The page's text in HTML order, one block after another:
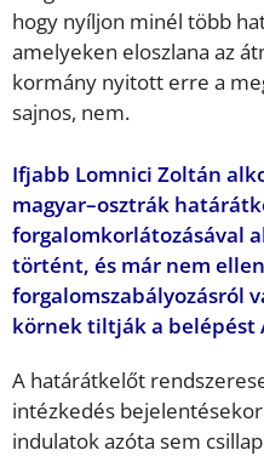
hogy nyíljon minél több
amelyeken eloszlana az
kormány nyitott erre a
sajnos, nem.
Ifjabb Lomnici Zoltán
magyar–osztrák
forgalomkorlátozásával
történt, és már nem
forgalomszabályozásról
körnek tiltják a belépést
A határátkelőt
intézkedés
indulatok azóta sem